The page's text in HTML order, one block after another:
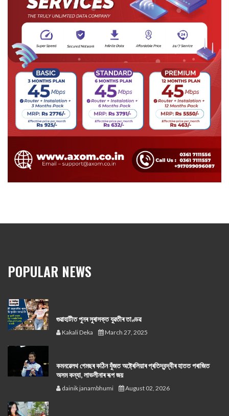
POPULAR NEWS
গুৱাহাটীত পুনৰ সুৰাসক্ত যুৱতীৰ তাণ্ডৱ
Kakali Deka March 27, 2025
কমনৱেলথ গেমছৰ কঠিন যুঁজত অষ্ট্ৰেলিয়াৰ প্ৰতিদ্বন্দ্বীৰ হাতত পৰাজিত
অসম কন্যা, লাভলীনাৰ ৰূপ জয়
dainik janambhumi August 02, 2026